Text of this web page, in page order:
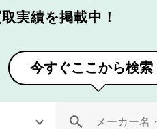
実績を掲載中！
今すぐここから検索